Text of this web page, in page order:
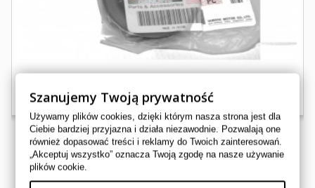
USZCZELNIACZ WALKA PRZEDNIEGO YAMAHA GRIZZLY
Szanujemy Twoją prywatność
Używamy plików cookies, dzięki którym nasza strona jest dla
Ciebie bardziej przyjazna i działa niezawodnie. Pozwalają one
również dopasować treści i reklamy do Twoich zainteresowań.
„Akceptuj wszystko” oznacza Twoją zgodę na nasze używanie
plików cookie.